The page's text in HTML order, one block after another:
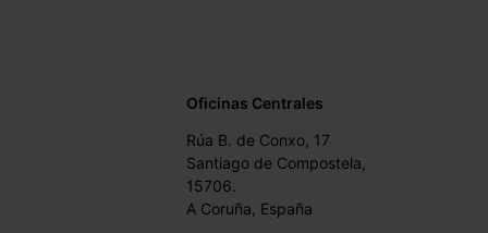
Oficinas Centrales
Rúa B. de Conxo, 17
Santiago de Compostela,
15706.
A Coruña, España